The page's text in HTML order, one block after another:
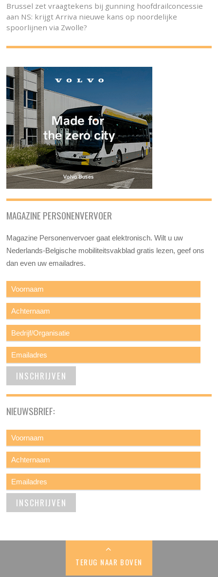
Brussel zet vraagtekens bij gunning hoofdrailconcessie
aan NS: krijgt Arriva nieuwe kans op noordelijke
spoorlijnen via Zwolle?
MAGAZINE PERSONENVERVOER
Magazine Personenvervoer gaat elektronisch. Wilt u uw
Nederlands-Belgische mobiliteitsvakblad gratis lezen, geef ons
dan even uw emailadres.
NIEUWSBRIEF:
TERUG NAAR BOVEN